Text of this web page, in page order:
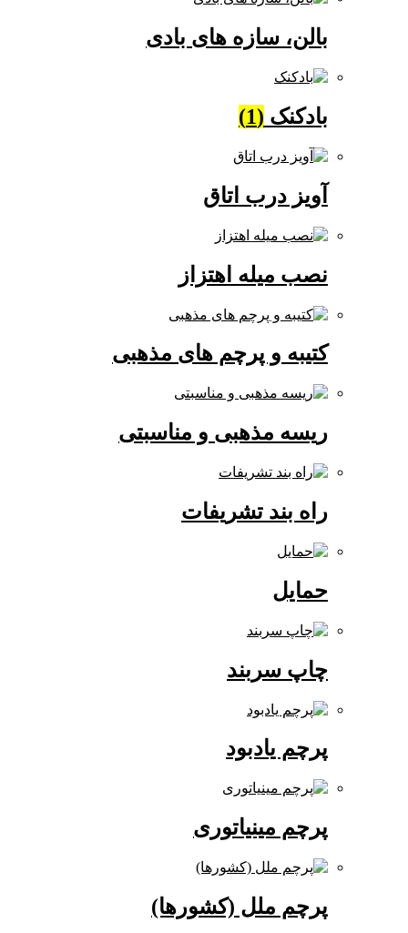
بالن، سازه های بادی
آویز درب اتاق
نصب میله اهتزاز
کتیبه و پرچم های مذهبی
ریسه مذهبی و مناسبتی
راه بند تشریفات
چاپ سربند
پرچم یادبود
پرچم مینیاتوری
پرچم ملل (کشورها)